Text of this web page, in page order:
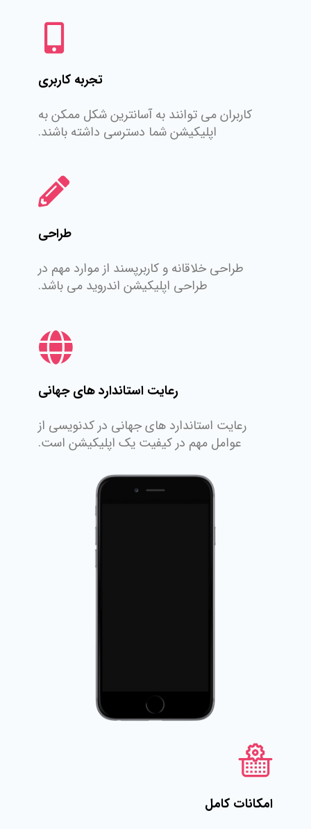
تجربه کاربری
کاربران می توانند به آسانترین شکل ممکن به
اپلیکیشن شما دسترسی داشته باشند.
طراحی
طراحی خلاقانه و کاربرپسند از موارد مهم در
طراحی اپلیکیشن اندروید می باشد.
رعایت استاندارد های جهانی
رعایت استاندارد های جهانی در کدنویسی از
عوامل مهم در کیفیت یک اپلیکیشن است.
امکانات کامل